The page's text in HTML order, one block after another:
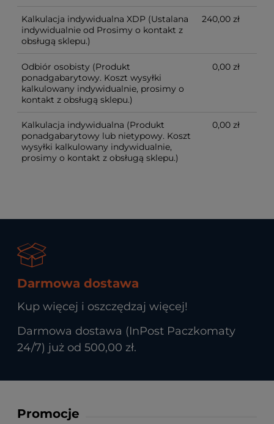
Kalkulacja indywidualna XDP (Ustalana
indywidualnie od Prosimy o kontakt z
obsługą sklepu.)
240,00 zł
Odbiór osobisty (Produkt
ponadgabarytowy. Koszt wysyłki
kalkulowany indywidualnie, prosimy o
kontakt z obsługą sklepu.)
0,00 zł
Kalkulacja indywidualna (Produkt
ponadgabarytowy lub nietypowy. Koszt
wysyłki kalkulowany indywidualnie,
prosimy o kontakt z obsługą sklepu.)
0,00 zł
Darmowa dostawa
Kup więcej i oszczędzaj więcej!
Darmowa dostawa (InPost Paczkomaty
24/7) już od 500,00 zł.
Promocje